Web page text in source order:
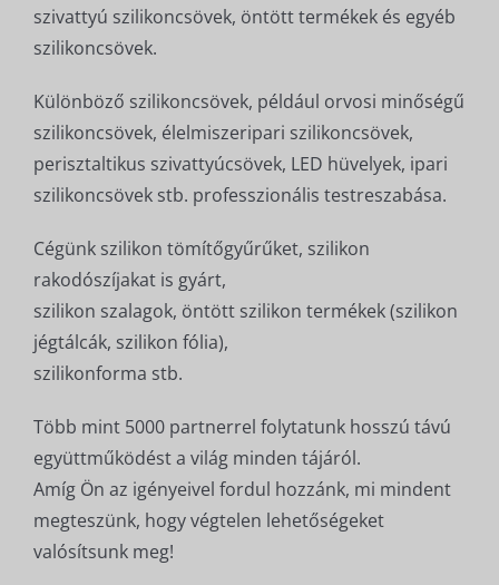
szivattyú szilikoncsövek, öntött termékek és egyéb
szilikoncsövek.
Különböző szilikoncsövek, például orvosi minőségű
szilikoncsövek, élelmiszeripari szilikoncsövek,
perisztaltikus szivattyúcsövek, LED hüvelyek, ipari
szilikoncsövek stb. professzionális testreszabása.
Cégünk szilikon tömítőgyűrűket, szilikon
rakodószíjakat is gyárt,
szilikon szalagok, öntött szilikon termékek (szilikon
jégtálcák, szilikon fólia),
szilikonforma stb.
Több mint 5000 partnerrel folytatunk hosszú távú
együttműködést a világ minden tájáról.
Amíg Ön az igényeivel fordul hozzánk, mi mindent
megteszünk, hogy végtelen lehetőségeket
valósítsunk meg!